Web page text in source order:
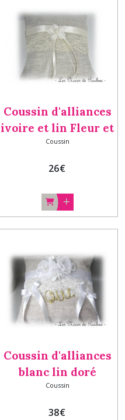
Coussin d'alliances
ivoire et lin Fleur et
dentelle a
Coussin
26€
Coussin d'alliances
blanc lin doré
orchidée et dentelle
Coussin
38€